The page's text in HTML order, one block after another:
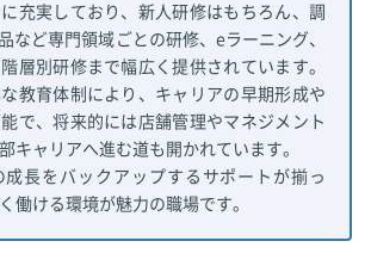
充実しており、新人研修はもちろん、調
など専門領域ごとの研修、eラーニング、
層別研修まで幅広く提供されています。
教育体制により、キャリアの早期形成や
で、将来的には店舗管理やマネジメント
キャリアへ進む道も開かれています。
成長をバックアップするサポートが揃っ
働ける環境が魅力の職場です。